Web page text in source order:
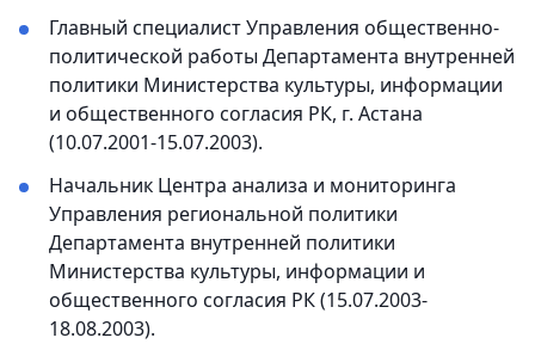
Главный специалист Управления общественно-
политической работы Департамента внутренней
политики Министерства культуры, информации
и общественного согласия РК, г. Астана
(10.07.2001-15.07.2003).
Начальник Центра анализа и мониторинга
Управления региональной политики
Департамента внутренней политики
Министерства культуры, информации и
общественного согласия РК (15.07.2003-
18.08.2003).